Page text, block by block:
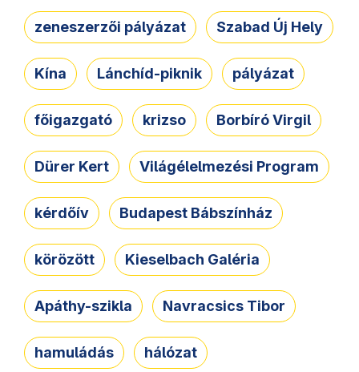
zeneszerzői pályázat Szabad Új Hely
Kína Lánchíd-piknik pályázat
főigazgató krizso Borbíró Virgil
Dürer Kert Világélelmezési Program
kérdőív Budapest Bábszínház
körözött Kieselbach Galéria
Apáthy-szikla Navracsics Tibor
hamuládás hálózat